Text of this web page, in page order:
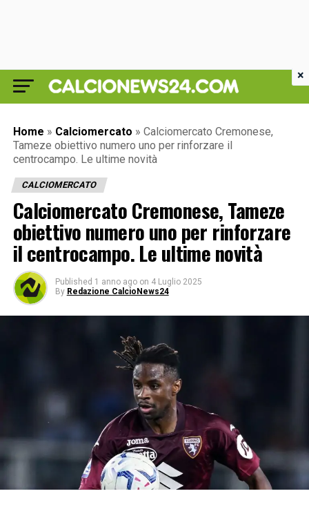
Home » Calciomercato » Calciomercato Cremonese,
Tameze obiettivo numero uno per rinforzare il
centrocampo. Le ultime novità
CALCIOMERCATO
Calciomercato Cremonese, Tameze
obiettivo numero uno per rinforzare
il centrocampo. Le ultime novità
Published 1 anno ago on 4 Luglio 2025
By Redazione CalcioNews24
×